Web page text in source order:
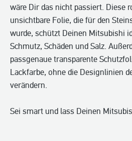
wäre Dir das nicht passiert. Diese
unsichtbare Folie, die für den
wurde, schützt Deinen Mitsubishi
Schmutz, Schäden und Salz.
passgenaue transparente
Lackfarbe, ohne die Designlinien
verändern.
Sei smart und lass Deinen